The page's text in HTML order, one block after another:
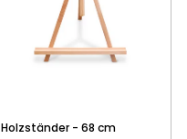
Holzständer - 68 cm